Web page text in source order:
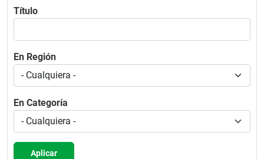
Título
En Región
En Categoría
Aplicar